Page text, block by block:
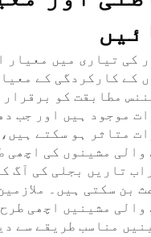
کی تیاری میں معیار
کے کارکردگی کے
مطابقت کو
موجود ہیں اور جب
متاثر ہو سکتے
والی مشینوں کی اچھی
تاریں بجلی کی آگ
بن سکتی ہیں۔
والی مشینیں اچھی
مناسب طریقے سے